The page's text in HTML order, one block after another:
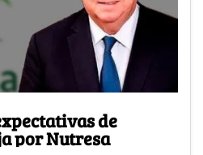
de
por Nutresa